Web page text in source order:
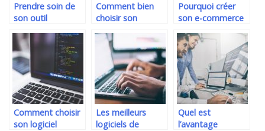
Prendre soin de
son outil
dans une
entreprise.
Comment bien
choisir son
virtuel ?
Pourquoi créer
son e-commerce
?
Comment choisir
son logiciel
Les meilleurs
logiciels de
Quel est
l’avantage